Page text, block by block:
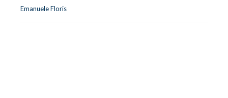
Emanuele Floris